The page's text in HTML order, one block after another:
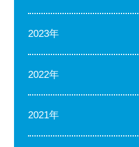
2023年
2022年
2021年